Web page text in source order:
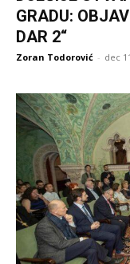
GRADU:
DAR 2“
Zoran Todorović - dec